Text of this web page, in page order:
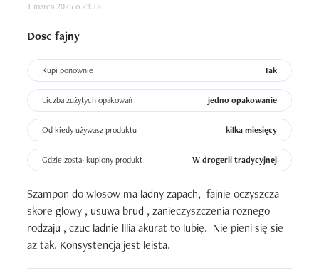
1 marca 2025 o 23:18
Dosc fajny
Kupi ponownie Tak
Liczba zużytych opakowań jedno opakowanie
Od kiedy używasz produktu kilka miesięcy
Gdzie został kupiony produkt W drogerii tradycyjnej
Szampon do wlosow ma ladny zapach,  fajnie oczyszcza
skore glowy , usuwa brud , zanieczyszczenia roznego
rodzaju , czuc ladnie lilia akurat to lubię.  Nie pieni się sie
az tak. Konsystencja jest leista.